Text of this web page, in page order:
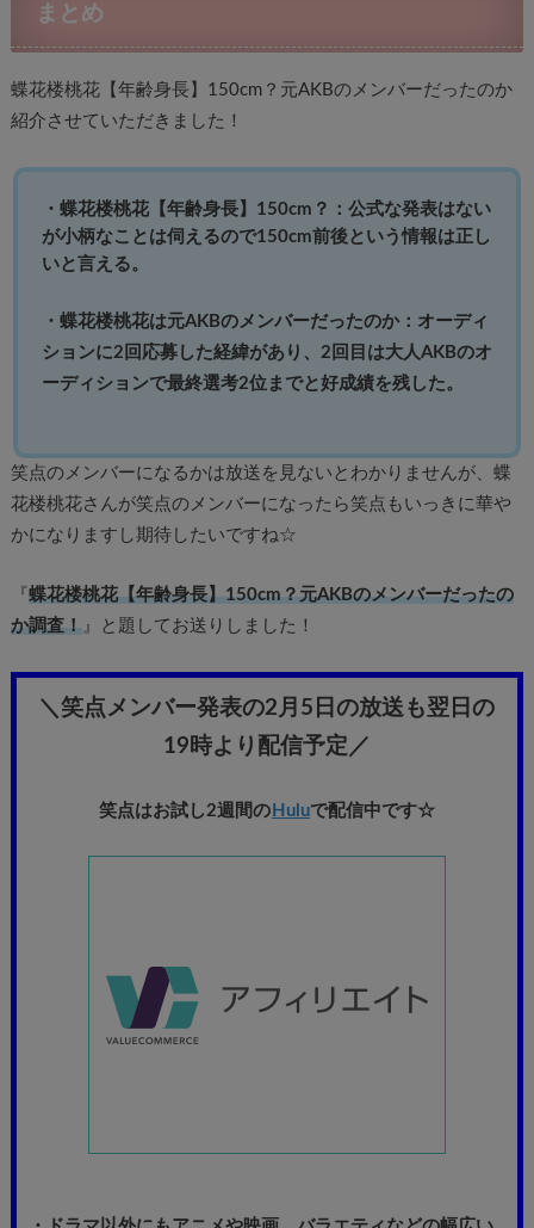
まとめ
蝶花楼桃花【年齢身長】150cm？元AKBのメンバーだったのか
紹介させていただきました！
・蝶花楼桃花【年齢身長】150cm？：公式な発表はない
が小柄なことは伺えるので150cm前後という情報は正し
いと言える。
・蝶花楼桃花は元AKBのメンバーだったのか：オーディ
ションに2回応募した経緯があり、2回目は大人AKBのオ
ーディションで最終選考2位までと好成績を残した。
笑点のメンバーになるかは放送を見ないとわかりませんが、蝶
花楼桃花さんが笑点のメンバーになったら笑点もいっきに華や
かになりますし期待したいですね☆
『 蝶花楼桃花【年齢身長】150cm？元AKBのメンバーだったの
か調査！』と題してお送りしました！
＼笑点メンバー発表の2月5日の放送も翌日の
19時より配信予定 ／
笑点はお試し2週間の Huluで配信中です☆